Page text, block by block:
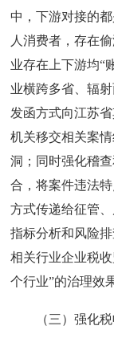
中，下游对接的
人消费者，存在
业存在上下游均“
业横跨多省、辐
发函方式向江苏
机关移交相关案
洞；同时强化稽
合，将案件违法
方式传递给征管
指标分析和风险
相关行业企业税
个行业”的治理效
（三）强化税